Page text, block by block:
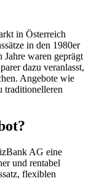
in Österreich
in den 1980er
Jahre waren geprägt
dazu veranlasst,
Angebote wie
traditionelleren
AG eine
und rentabel
flexiblen